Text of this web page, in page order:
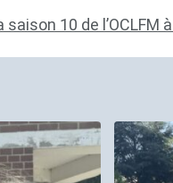
10 de l’OCLFM